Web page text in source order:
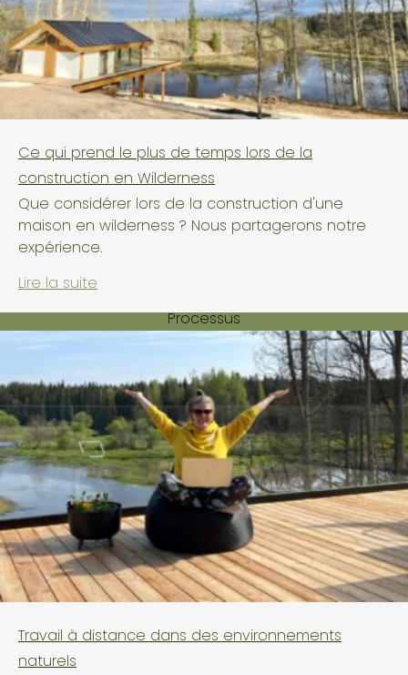
Ce qui prend le plus de temps lors de la
construction en Wilderness
Que considérer lors de la construction d'une
maison en wilderness ? Nous partagerons notre
expérience.
Lire la suite
Travail à distance dans des environnements
naturels
Politique de confidentialité
Projets
Notre histoire
Processus
Questions fréquemment posées
Durabilité
Contact
+372 5383 2641
info@odylhouse.com
S'abonner
S'abonner